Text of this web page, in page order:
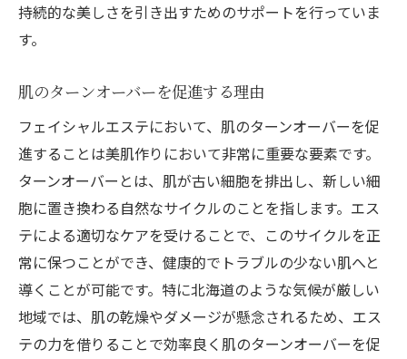
持続的な美しさを引き出すためのサポートを行っていま
す。
肌のターンオーバーを促進する理由
フェイシャルエステにおいて、肌のターンオーバーを促
進することは美肌作りにおいて非常に重要な要素です。
ターンオーバーとは、肌が古い細胞を排出し、新しい細
胞に置き換わる自然なサイクルのことを指します。エス
テによる適切なケアを受けることで、このサイクルを正
常に保つことができ、健康的でトラブルの少ない肌へと
導くことが可能です。特に北海道のような気候が厳しい
地域では、肌の乾燥やダメージが懸念されるため、エス
テの力を借りることで効率良く肌のターンオーバーを促